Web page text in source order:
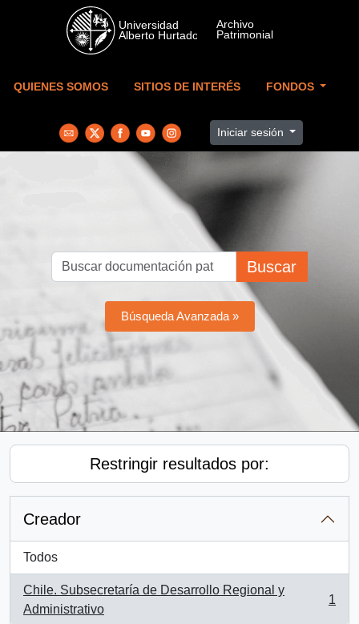
Skip to main content
QUIENES SOMOS SITIOS DE INTERÉS FONDOS
Iniciar sesión
Buscar
Búsqueda Avanzada »
Restringir resultados por:
Creador
Todos
Chile. Subsecretaría de Desarrollo Regional y
Administrativo
, 1 resultados
1